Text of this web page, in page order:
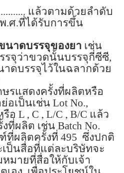
แล้วตามด้วยลำดับ
.ศ.ที่ได้รับการขึ้น
าดบรรจุของยา เช่น
รจุว่าขวดนั้นบรรจุกี่ซีซี,
าดบรรจุไว้ในฉลากด้วย
รแสดงครั้งที่ผลิตหรือ
อเป็นเช่น Lot No.,
รือ L , C , L/C , B/C แล้ว
ที่ผลิต เช่น Batch No.
ที่ผลิตครั้งที่ 495 ซึ่งปกติ
ป็นสื่อที่แต่ละบริษัทจะ
มายที่สื่อให้กับเจ้า